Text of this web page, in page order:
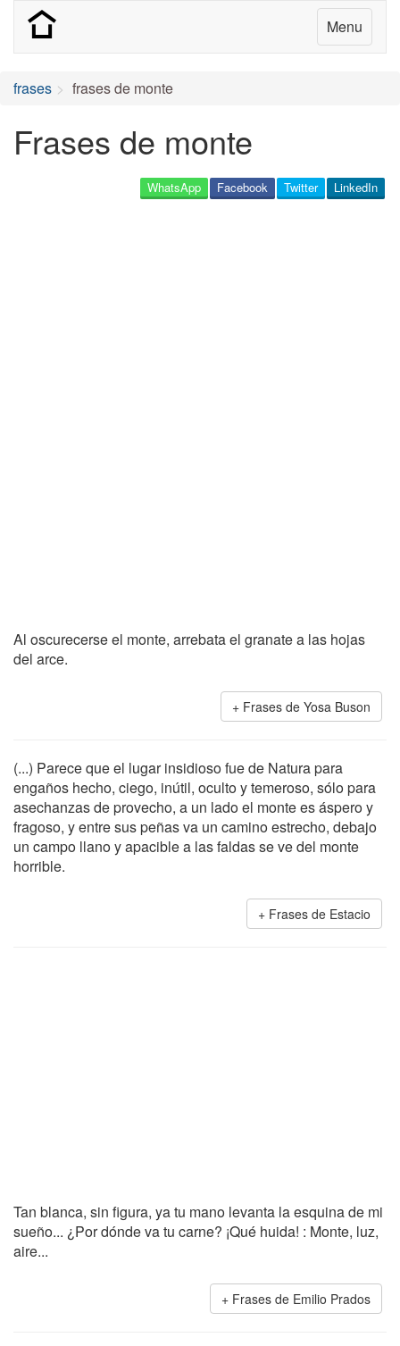
Menu
frases frases de monte
Frases de monte
LinkedIn
Twitter
Facebook
WhatsApp
Al oscurecerse el monte, arrebata el granate a las hojas
del arce.
Frases de Yosa Buson
(...) Parece que el lugar insidioso fue de Natura para
engaños hecho, ciego, inútil, oculto y temeroso, sólo para
asechanzas de provecho, a un lado el monte es áspero y
fragoso, y entre sus peñas va un camino estrecho, debajo
un campo llano y apacible a las faldas se ve del monte
horrible.
Frases de Estacio
Tan blanca, sin figura, ya tu mano levanta la esquina de mi
sueño... ¿Por dónde va tu carne? ¡Qué huida! : Monte, luz,
aire...
Frases de Emilio Prados